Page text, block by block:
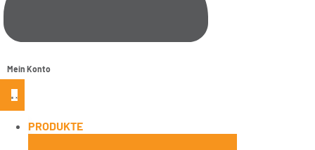
Mein Konto
PRODUKTE